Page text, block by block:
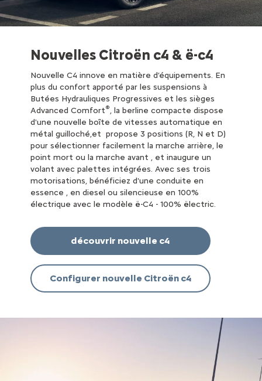
Nouvelles Citroën c4 & ë-c4
Nouvelle C4 innove en matière d’équipements. En
plus du confort apporté par les suspensions à
Butées Hydrauliques Progressives et les sièges
Advanced Comfort®, la berline compacte dispose
d'une nouvelle boîte de vitesses automatique en
métal guilloché,et propose 3 positions (R, N et D)
pour sélectionner facilement la marche arrière, le
point mort ou la marche avant , et inaugure un
volant avec palettes intégrées. Avec ses trois
motorisations, bénéficiez d'une conduite en
essence , en diesel ou silencieuse en 100%
électrique avec le modèle ë-C4 - 100% ëlectric.
découvrir nouvelle c4
Configurer nouvelle Citroën c4